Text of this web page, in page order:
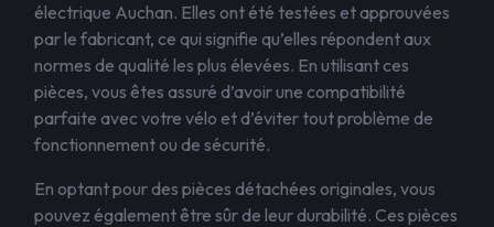
électrique Auchan. Elles ont été testées et approuvées
par le fabricant, ce qui signifie qu’elles répondent aux
normes de qualité les plus élevées. En utilisant ces
pièces, vous êtes assuré d’avoir une compatibilité
parfaite avec votre vélo et d’éviter tout problème de
fonctionnement ou de sécurité.
En optant pour des pièces détachées originales, vous
pouvez également être sûr de leur durabilité. Ces pièces